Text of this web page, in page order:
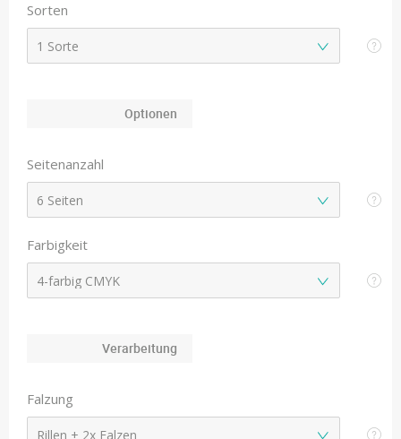
Sorten
Optionen
Seitenanzahl
Farbigkeit
Verarbeitung
Falzung